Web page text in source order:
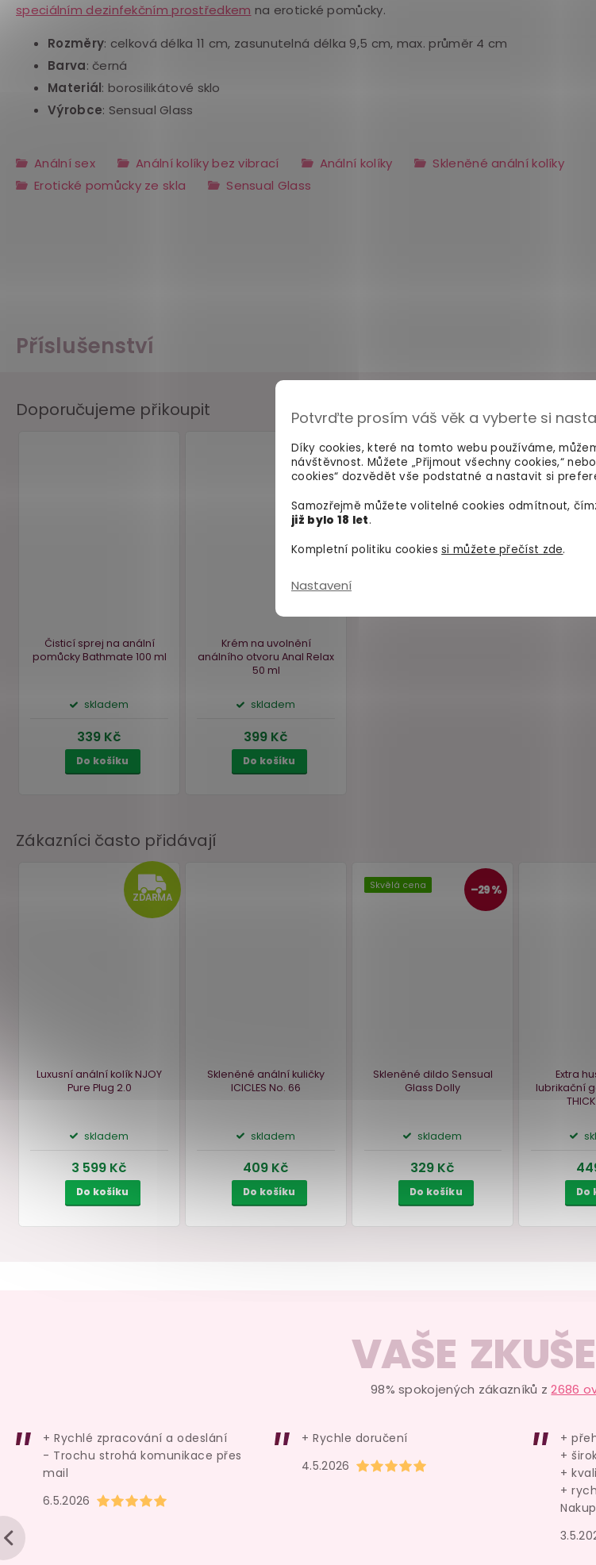
Potvrďte prosím váš věk a vyberte si
Díky cookies, které na tomto webu používáme,
návštěvnost. Můžete „Přijmout všechny cookies,“
cookies“ dozvědět vše podstatné a nastavit si
Samozřejmě můžete volitelné cookies odmítnout,
již bylo 18 let.
Kompletní politiku cookiessi můžete přečíst zde.
Nastavení
Příslušenství
speciálním dezinfekčním prostředkem na erotické pomůcky.
Rozměry: celková délka 11 cm, zasunutelná délka 9,5 cm, max. průměr 4 cm
Barva: černá
Materiál: borosilikátové sklo
Výrobce: Sensual Glass
Anální sex Anální kolíky bez vibrací Anální kolíky
Skleněné anální kolíky
Erotické pomůcky ze skla
Sensual Glass
Doporučujeme přikoupit
pomůcky Bathmate100 ml
Zákazníci často přidávají
ZDARMA
3 599 Kč 409 Kč
Do košíku
Skleněné dildo Sensual
Glass Dolly
VAŠE
98% spokojených zákazníků z2686
Hodnocení obchodu je 5 z 5 hvězdiček.
6.5.2026
+ Rychlé zpracování a odeslání
- Trochu strohá komunikace přes
mail
Hodnocení obchodu je 5 z 5 hvězdiček.
4.5.2026
+ Rychle doručení
+
+
+
+